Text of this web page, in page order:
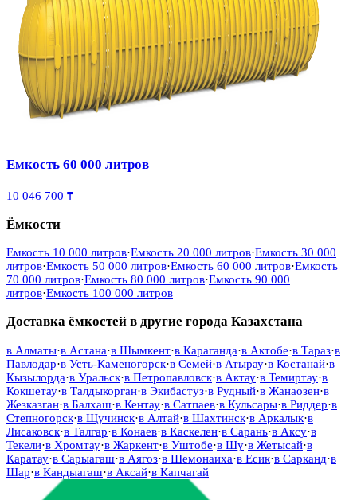
Емкость 60 000 литров
10 046 700 ₸
Ёмкости
Емкость 10 000 литров·Емкость 20 000 литров·Емкость 30 000
литров·Емкость 50 000 литров·Емкость 60 000 литров·Емкость
70 000 литров·Емкость 80 000 литров·Емкость 90 000
литров·Емкость 100 000 литров
Доставка ёмкостей в другие города Казахстана
в Алматы·в Астана·в Шымкент·в Караганда·в Актобе·в Тараз·в
Павлодар·в Усть-Каменогорск·в Семей·в Атырау·в Костанай·в
Кызылорда·в Уральск·в Петропавловск·в Актау·в Темиртау·в
Кокшетау·в Талдыкорган·в Экибастуз·в Рудный·в Жанаозен·в
Жезказган·в Балхаш·в Кентау·в Сатпаев·в Кульсары·в Риддер·в
Степногорск·в Щучинск·в Алтай·в Шахтинск·в Аркалык·в
Лисаковск·в Талгар·в Конаев·в Каскелен·в Сарань·в Аксу·в
Текели·в Хромтау·в Жаркент·в Уштобе·в Шу·в Жетысай·в
Каратау·в Сарыагаш·в Аягоз·в Шемонаиха·в Есик·в Сарканд·в
Шар·в Кандыагаш·в Аксай·в Капчагай